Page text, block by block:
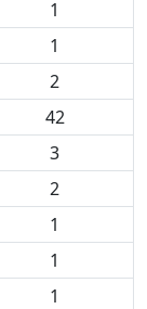
1
1
2
42
3
2
1
1
1